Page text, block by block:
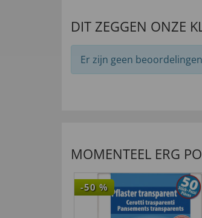
DIT ZEGGEN ONZE
Er zijn geen
MOMENTEEL ERG
-50 %